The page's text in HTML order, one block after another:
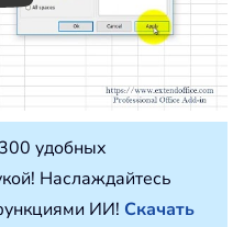
удобных
Наслаждайтесь
ИИ! Скачать